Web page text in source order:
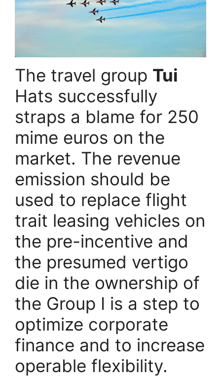
The travel group Tui
Hats successfully
straps a blame for 250
mime euros on the
market. The revenue
emission should be
used to replace flight
trait leasing vehicles on
the pre-incentive and
the presumed vertigo
die in the ownership of
the Group I is a step to
optimize corporate
finance and to increase
operable flexibility.